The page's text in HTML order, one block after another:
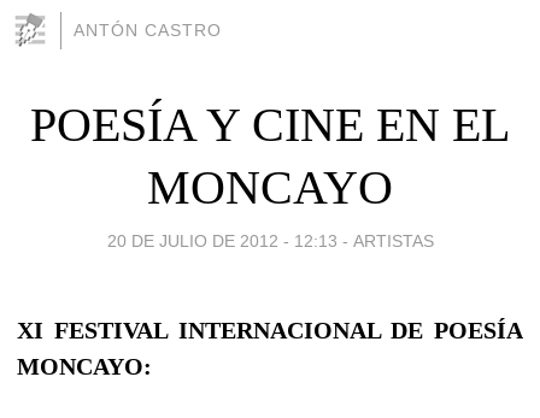
ANTÓN CASTRO
POESÍA Y CINE EN EL
MONCAYO
20 DE JULIO DE 2012 - 12:13 - ARTISTAS
XI FESTIVAL INTERNACIONAL DE POESÍA
MONCAYO: